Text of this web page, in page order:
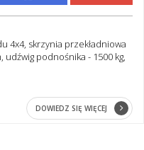
4x4, skrzynia przekładniowa
podnośnika - 1500 kg,
DOWIEDZ SIĘ WIĘCEJ